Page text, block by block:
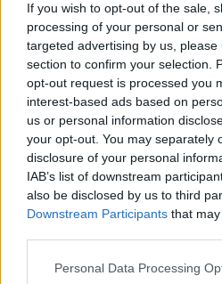
If you wish to opt-out of the sale,
processing of your personal or
targeted advertising by us,
section to confirm your selection.
opt-out request is processed you
interest-based ads based on
us or personal information
your opt-out. You may separately
disclosure of your personal
IAB’s list of downstream
also be disclosed by us to third
Downstream Participants that
Personal Data Processing
ESG Report 2025: Πώς η ΑΒ
βιωσιμότητα σε καθημερινή πράξη
ΠΕΡΙΣΣΌΤΕΡΑ ΣΕ